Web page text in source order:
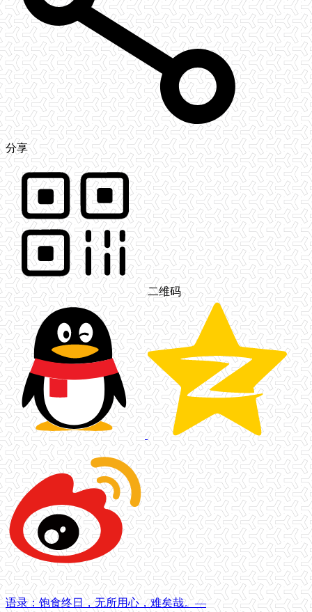
分享
二维码
语录：饱食终日，无所用心，难矣哉。—